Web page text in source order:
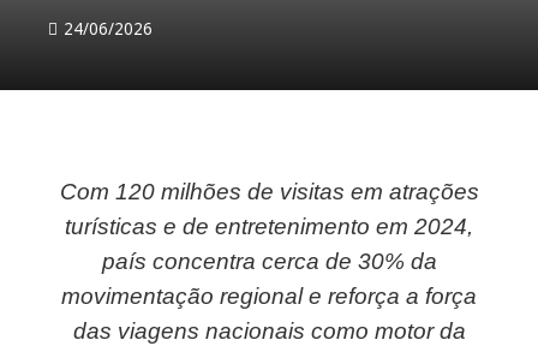
24/06/2026
Com 120 milhões de visitas em atrações
turísticas e de entretenimento em 2024,
país concentra cerca de 30% da
movimentação regional e reforça a força
das viagens nacionais como motor da